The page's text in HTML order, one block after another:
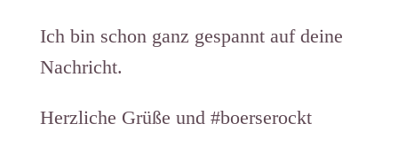
Ich bin schon ganz gespannt auf deine
Nachricht.
Herzliche Grüße und #boerserockt